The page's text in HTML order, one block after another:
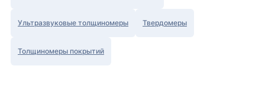
Ультразвуковые толщиномеры Твердомеры
Толщиномеры покрытий